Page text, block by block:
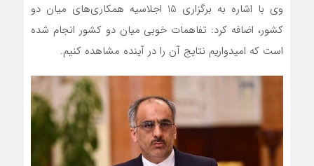
وی با اشاره به برگزاری 15 اجلاسیه همکاری‌های میان دو
کشور، اضافه کرد: تفاهمات خوبی میان دو کشور انجام شده
است که امیدواریم نتایج آن را در آینده مشاهده کنیم.